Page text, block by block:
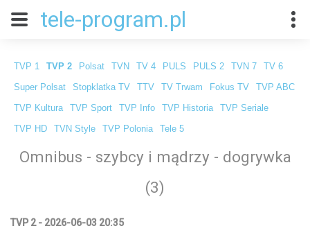
tele-program.pl
TVP 1 TVP 2 Polsat TVN TV 4 PULS PULS 2 TVN 7 TV 6
Super Polsat Stopklatka TV TTV TV Trwam Fokus TV TVP ABC
TVP Kultura TVP Sport TVP Info TVP Historia TVP Seriale
TVP HD TVN Style TVP Polonia Tele 5
Omnibus - szybcy i mądrzy - dogrywka
(3)
TVP 2 - 2026-06-03 20:35